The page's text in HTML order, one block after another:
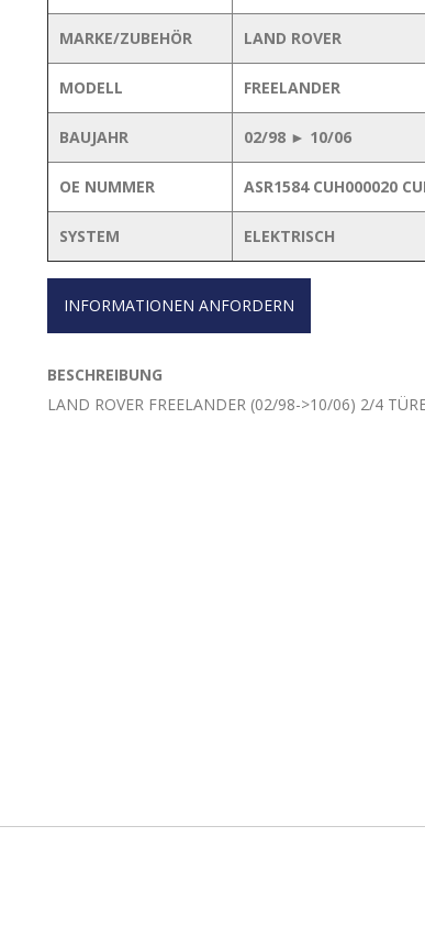
MARKE/ZUBEHÖR LAND ROVER
MODELL FREELANDER
BAUJAHR 02/98 ► 10/06
OE NUMMER ASR1584 CUH000020
SYSTEM ELEKTRISCH
INFORMATIONEN ANFORDERN
BESCHREIBUNG
LAND ROVER FREELANDER (02/98->10/06) 2/4